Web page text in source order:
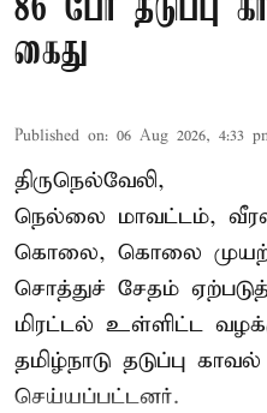
86 பேர் தடுப்பு
கைது
Published on: 06 Aug 2026, 4:33
திருநெல்வேலி,
நெல்லை மாவட்டம்,
கொலை, கொலை
சொத்துச் சேதம்
மிரட்டல் உள்ளிட்ட
தமிழ்நாடு தடுப்பு
செய்யப்பட்டனர்.